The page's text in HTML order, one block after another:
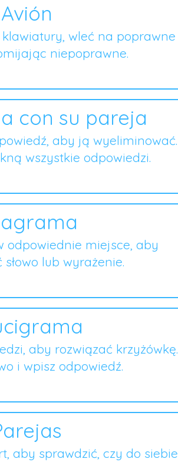
Avión
wleć na poprawne
niepoprawne.
con su pareja
aby ją wyeliminować.
wszystkie odpowiedzi.
odpowiednie miejsce, aby
lub wyrażenie.
aby rozwiązać krzyżówkę.
i wpisz odpowiedź.
aby sprawdzić, czy do siebie